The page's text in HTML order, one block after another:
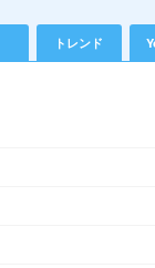
トレンド